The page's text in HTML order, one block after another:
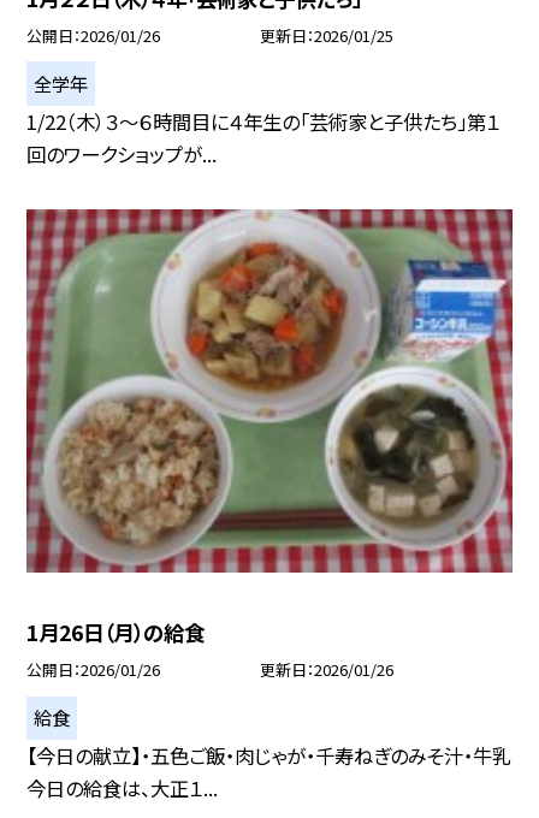
公開日 2026/01/26 更新日 2026/01/25
全学年
1/22（木）３～６時間目に４年生の「芸術家と子供たち」第１
回のワークショップが...
1月26日（月）の給食
公開日 2026/01/26 更新日 2026/01/26
給食
【今日の献立】・五色ご飯・肉じゃが・千寿ねぎのみそ汁・牛乳
今日の給食は、大正１...